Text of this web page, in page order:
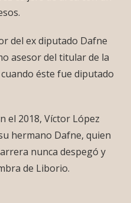
del ex diputado Dafne
asesor del titular de la
éste fue diputado
el 2018, Víctor López
hermano Dafne, quien
nunca despegó y
de Liborio.